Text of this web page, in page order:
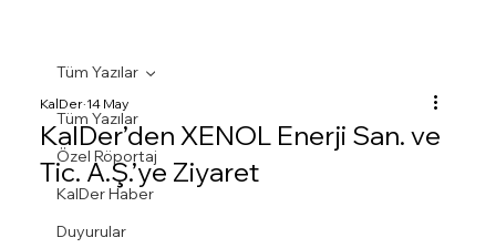
Tüm Yazılar
Özel Röportaj
KalDer Haber
Duyurular
Tüm Yazılar
KalDer’den XENOL Enerji San. ve
Tic. A.Ş.’ye Ziyaret
KalDer 14 May